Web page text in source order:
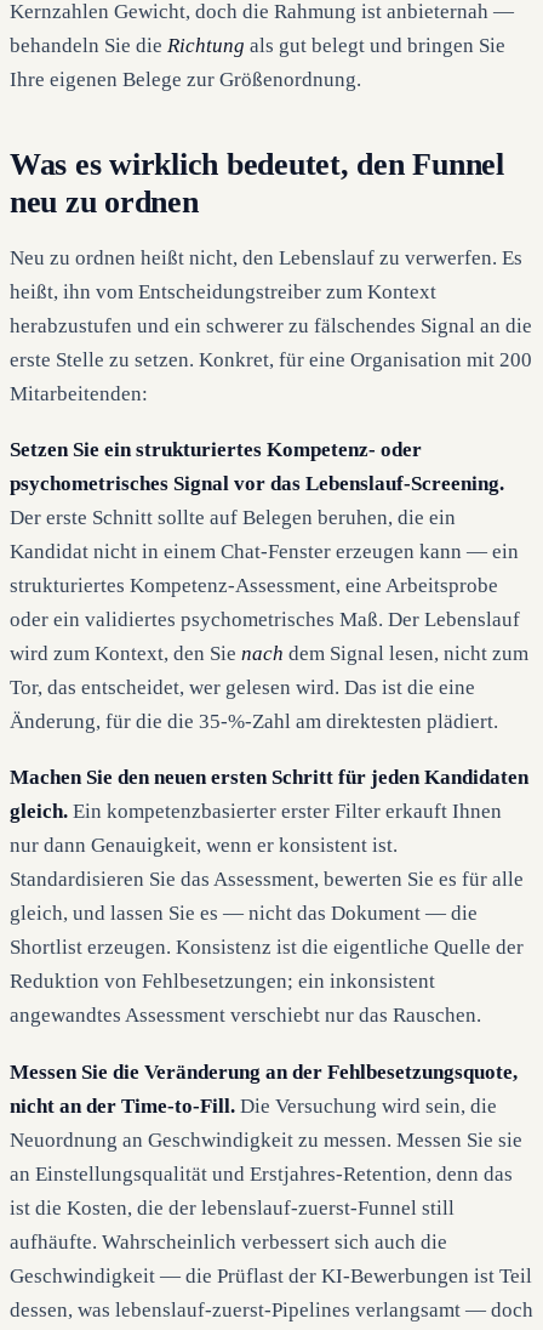
Kernzahlen Gewicht, doch die Rahmung ist anbieternah —
behandeln Sie die Richtung als gut belegt und bringen Sie
Ihre eigenen Belege zur Größenordnung.
Was es wirklich bedeutet, den Funnel
neu zu ordnen
Neu zu ordnen heißt nicht, den Lebenslauf zu verwerfen. Es
heißt, ihn vom Entscheidungstreiber zum Kontext
herabzustufen und ein schwerer zu fälschendes Signal an die
erste Stelle zu setzen. Konkret, für eine Organisation mit 200
Mitarbeitenden:
Setzen Sie ein strukturiertes Kompetenz- oder
psychometrisches Signal vor das Lebenslauf-Screening.
Der erste Schnitt sollte auf Belegen beruhen, die ein
Kandidat nicht in einem Chat-Fenster erzeugen kann — ein
strukturiertes Kompetenz-Assessment, eine Arbeitsprobe
oder ein validiertes psychometrisches Maß. Der Lebenslauf
wird zum Kontext, den Sie nach dem Signal lesen, nicht zum
Tor, das entscheidet, wer gelesen wird. Das ist die eine
Änderung, für die die 35-%-Zahl am direktesten plädiert.
Machen Sie den neuen ersten Schritt für jeden Kandidaten
gleich. Ein kompetenzbasierter erster Filter erkauft Ihnen
nur dann Genauigkeit, wenn er konsistent ist.
Standardisieren Sie das Assessment, bewerten Sie es für alle
gleich, und lassen Sie es — nicht das Dokument — die
Shortlist erzeugen. Konsistenz ist die eigentliche Quelle der
Reduktion von Fehlbesetzungen; ein inkonsistent
angewandtes Assessment verschiebt nur das Rauschen.
Messen Sie die Veränderung an der Fehlbesetzungsquote,
nicht an der Time-to-Fill. Die Versuchung wird sein, die
Neuordnung an Geschwindigkeit zu messen. Messen Sie sie
an Einstellungsqualität und Erstjahres-Retention, denn das
ist die Kosten, die der lebenslauf-zuerst-Funnel still
aufhäufte. Wahrscheinlich verbessert sich auch die
Geschwindigkeit — die Prüflast der KI-Bewerbungen ist Teil
dessen, was lebenslauf-zuerst-Pipelines verlangsamt — doch